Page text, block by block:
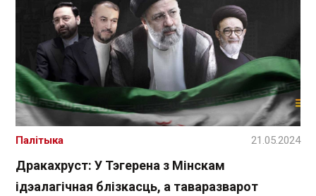
Дракахруст: У Тэгерена з Мінскам
ідэалагічная блізкасць, а таваразварот
Палітыка 21.05.2024